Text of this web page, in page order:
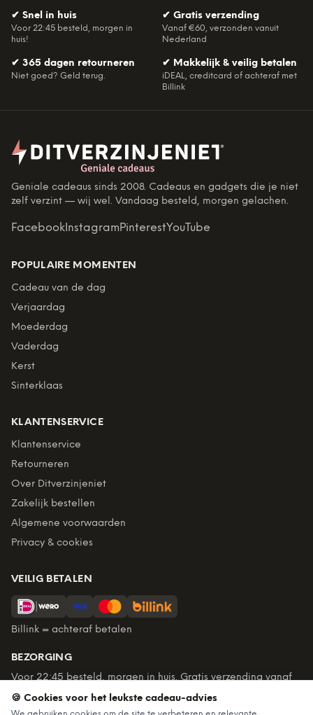
✔ Snel in huis
Voor 22:45 besteld, morgen in
huis!
✔ Gratis verzending
Vanaf €60, verzonden vanuit
Nederland
✔ 365 dagen retourneren
Niet goed? Geld terug.
✔ Makkelijk & veilig betalen
iDEAL, creditcard of achteraf met
Billink
Geniale cadeaus sinds 2008. Cadeaus en gadgets die je niet
zelf verzint — wij wel. Vandaag besteld, morgen gelachen.
Facebook InstagramPinterestYouTube
POPULAIRE MOMENTEN
Cadeau van de dag
Verjaardag
Moederdag
Vaderdag
Kerst
Sinterklaas
KLANTENSERVICE
Klantenservice
Retourneren
Over Ditverzinjeniet
Zakelijk bestellen
Algemene voorwaarden
Privacy & cookies
VEILIG BETALEN
Billink = achteraf betalen
BEZORGING
Voor 22:45 besteld, morgen in huis. Gratis verzending vanaf
€60. Tot 365 dagen retourneren.
🍪 Cookies voor het leukste cadeau-advies